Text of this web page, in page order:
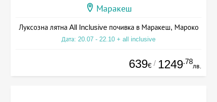
Маракеш
Луксозна лятна All Inclusive почивка в Маракеш, Мароко
Дата: 20.07 - 22.10 + all inclusive
639€ / 1249.78
лв.